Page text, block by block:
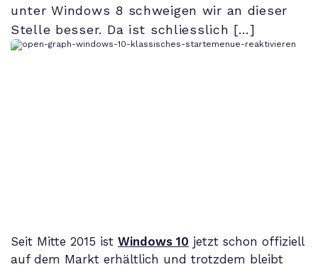
unter Windows 8 schweigen wir an dieser
Stelle besser. Da ist schliesslich […]
Seit Mitte 2015 ist Windows 10 jetzt schon offiziell
auf dem Markt erhältlich und trotzdem bleibt